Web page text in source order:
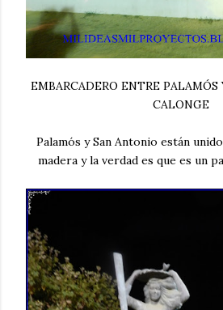
EMBARCADERO ENTRE
CALONGE
Palamós y San Antonio están
madera y la verdad es que es un